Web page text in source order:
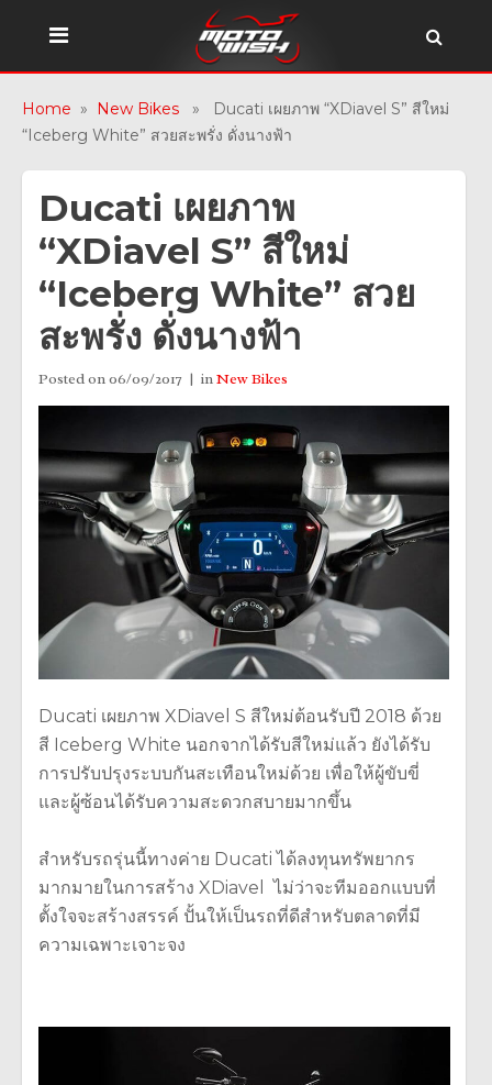
Home » New Bikes » Ducati เผยภาพ “XDiavel S” สีใหม่
“Iceberg White” สวยสะพรั่ง ดั่งนางฟ้า
Ducati เผยภาพ
“XDiavel S” สีใหม่
“Iceberg White” สวย
สะพรั่ง ดั่งนางฟ้า
Posted on06/09/2017 inNew Bikes
Ducati เผยภาพ XDiavel S สีใหม่ต้อนรับปี 2018 ด้วย
สี Iceberg White นอกจากได้รับสีใหม่แล้ว ยังได้รับ
การปรับปรุงระบบกันสะเทือนใหม่ด้วย เพื่อให้ผู้ขับขี่
และผู้ซ้อนได้รับความสะดวกสบายมากขึ้น
สำหรับรถรุ่นนี้ทางค่าย Ducati ได้ลงทุนทรัพยากร
มากมายในการสร้าง XDiavel ไม่ว่าจะทีมออกแบบที่
ตั้งใจจะสร้างสรรค์ ปั้นให้เป็นรถที่ดีสำหรับตลาดที่มี
ความเฉพาะเจาะจง